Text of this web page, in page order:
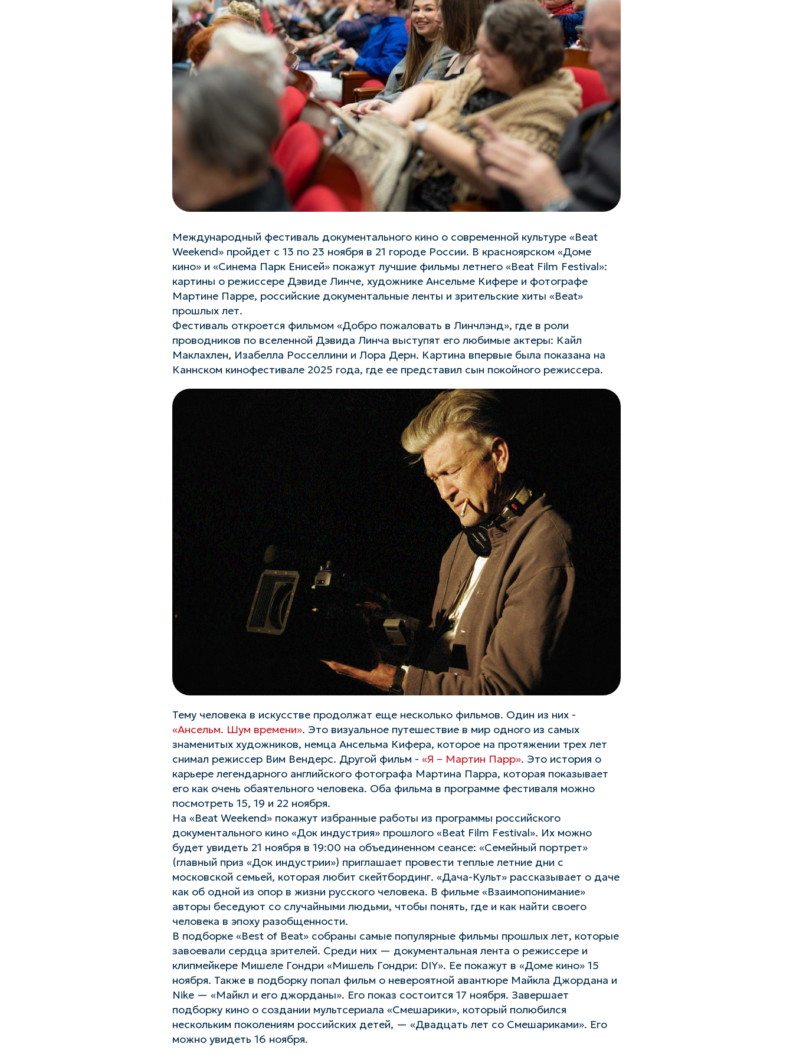
Международный фестиваль документального кино о современной культуре «Beat
Weekend» пройдет с 13 по 23 ноября в 21 городе России. В красноярском «Доме
кино» и «Синема Парк Енисей» покажут лучшие фильмы летнего «Beat Film Festival»:
картины о режиссере Дэвиде Линче, художнике Ансельме Кифере и фотографе
Мартине Парре, российские документальные ленты и зрительские хиты «Beat»
прошлых лет.
Фестиваль откроется фильмом «Добро пожаловать в Линчлэнд», где в роли
проводников по вселенной Дэвида Линча выступят его любимые актеры: Кайл
Маклахлен, Изабелла Росселлини и Лора Дерн. Картина впервые была показана на
Каннском кинофестивале 2025 года, где ее представил сын покойного режиссера.
Тему человека в искусстве продолжат еще несколько фильмов. Один из них -
«Ансельм. Шум времени». Это визуальное путешествие в мир одного из самых
знаменитых художников, немца Ансельма Кифера, которое на протяжении трех лет
снимал режиссер Вим Вендерс. Другой фильм - «Я – Мартин Парр». Это история о
карьере легендарного английского фотографа Мартина Парра, которая показывает
его как очень обаятельного человека. Оба фильма в программе фестиваля можно
посмотреть 15, 19 и 22 ноября.
На «Beat Weekend» покажут избранные работы из программы российского
документального кино «Док индустрия» прошлого «Beat Film Festival». Их можно
будет увидеть 21 ноября в 19:00 на объединенном сеансе: «Семейный портрет»
(главный приз «Док индустрии») приглашает провести теплые летние дни с
московской семьей, которая любит скейтбординг. «Дача-Культ» рассказывает о даче
как об одной из опор в жизни русского человека. В фильме «Взаимопонимание»
авторы беседуют со случайными людьми, чтобы понять, где и как найти своего
человека в эпоху разобщенности.
В подборке «Best of Beat» собраны самые популярные фильмы прошлых лет, которые
завоевали сердца зрителей. Среди них — документальная лента о режиссере и
клипмейкере Мишеле Гондри «Мишель Гондри: DIY». Ее покажут в «Доме кино» 15
ноября. Также в подборку попал фильм о невероятной авантюре Майкла Джордана и
Nike — «Майкл и его джорданы». Его показ состоится 17 ноября. Завершает
подборку кино о создании мультсериала «Смешарики», который полюбился
нескольким поколениям российских детей, — «Двадцать лет со Смешариками». Его
можно увидеть 16 ноября.